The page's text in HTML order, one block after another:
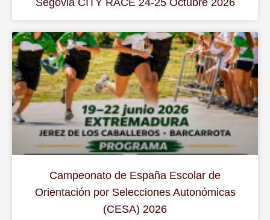
Segovia CITY RACE 24-25 Octubre 2026
Campeonato de España Escolar de
Orientación por Selecciones Autonómicas
(CESA) 2026